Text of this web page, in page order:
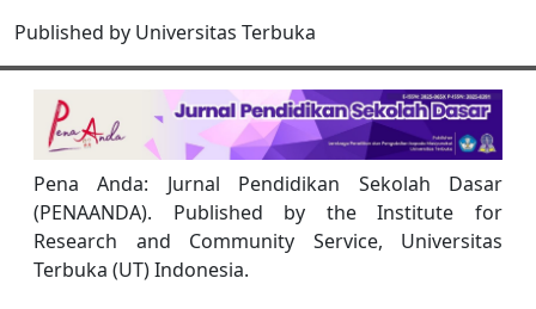
Published by Universitas Terbuka
Pena Anda: Jurnal Pendidikan Sekolah Dasar
(PENAANDA). Published by the Institute for
Research and Community Service, Universitas
Terbuka (UT) Indonesia.